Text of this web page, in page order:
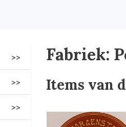
>>
>>
>>
Fabriek:
Items van